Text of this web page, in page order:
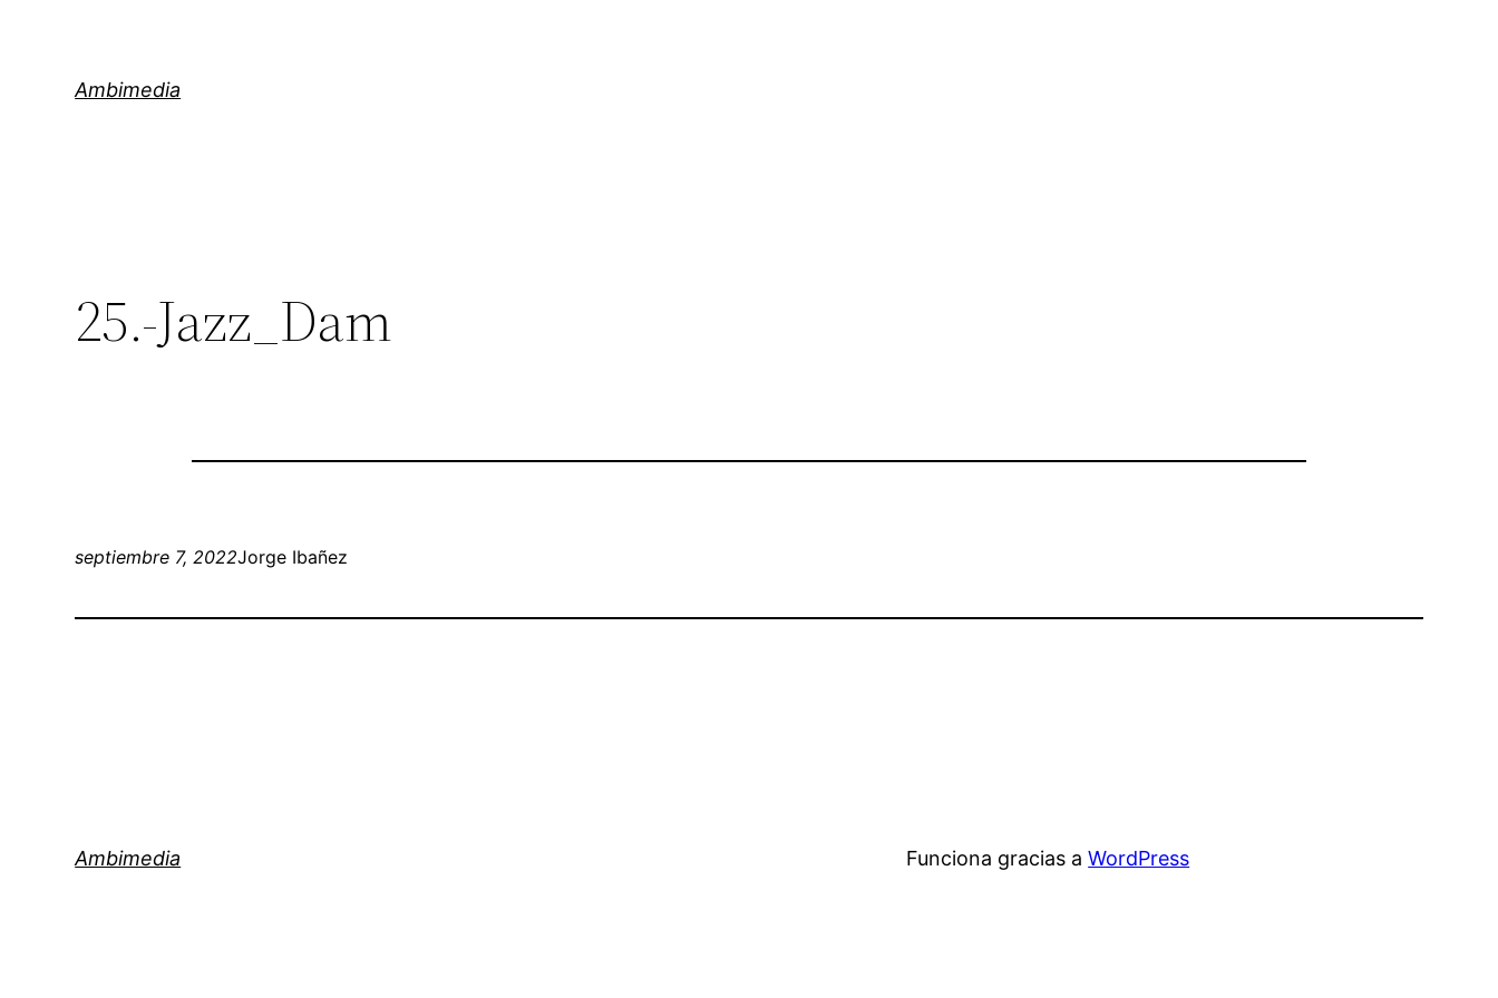
Ambimedia
25.-Jazz_Dam
septiembre 7, 2022Jorge Ibañez
Ambimedia Funciona gracias aWordPress